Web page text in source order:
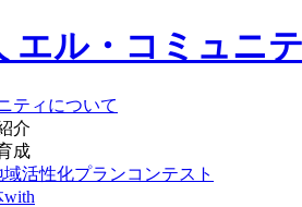
ティについて
介
成
活性化プランコンテスト